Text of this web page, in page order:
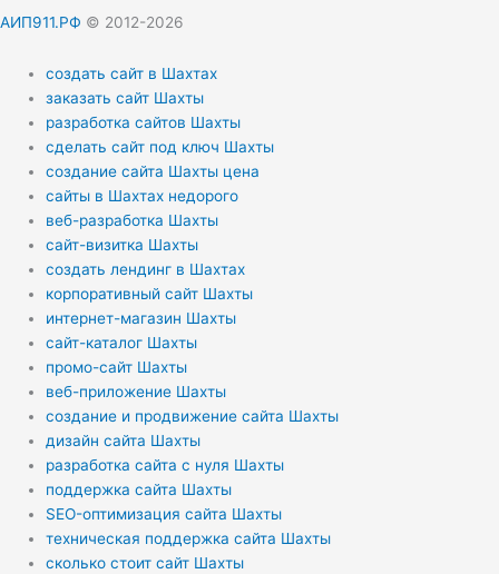
АИП911.РФ © 2012-2026
создать сайт в Шахтах
заказать сайт Шахты
разработка сайтов Шахты
сделать сайт под ключ Шахты
создание сайта Шахты цена
сайты в Шахтах недорого
веб-разработка Шахты
сайт-визитка Шахты
создать лендинг в Шахтах
корпоративный сайт Шахты
интернет-магазин Шахты
сайт-каталог Шахты
промо-сайт Шахты
веб-приложение Шахты
создание и продвижение сайта Шахты
дизайн сайта Шахты
разработка сайта с нуля Шахты
поддержка сайта Шахты
SEO-оптимизация сайта Шахты
техническая поддержка сайта Шахты
сколько стоит сайт Шахты